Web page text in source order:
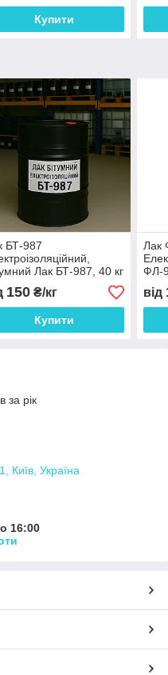
Купити
БТ-987
Лак БТ-987, 40 кг
150₴/кг
Купити
Лак
ФЛ-
45 кг
від
за рік
Київ, Україна
16:00